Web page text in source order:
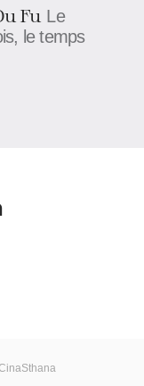
Fu Le
le temps